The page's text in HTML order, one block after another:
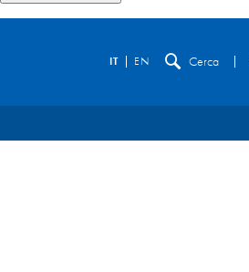
IT EN Cerca